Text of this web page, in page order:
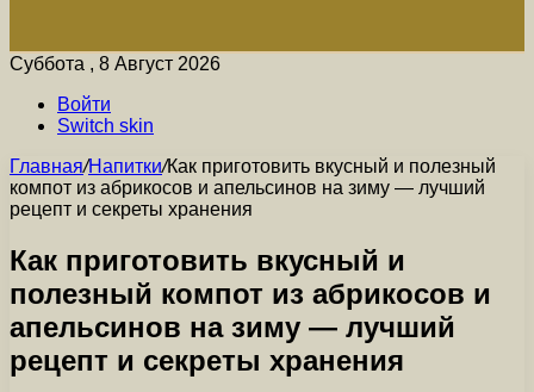
Суббота , 8 Август 2026
Войти
Switch skin
Главная/Напитки/Как приготовить вкусный и полезный
компот из абрикосов и апельсинов на зиму — лучший
рецепт и секреты хранения
Как приготовить вкусный и
полезный компот из абрикосов и
апельсинов на зиму — лучший
рецепт и секреты хранения